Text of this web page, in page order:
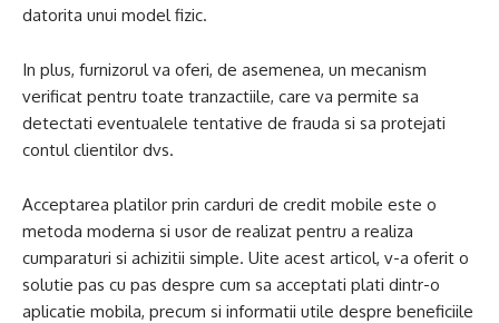
datorita unui model fizic.
In plus, furnizorul va oferi, de asemenea, un mecanism
verificat pentru toate tranzactiile, care va permite sa
detectati eventualele tentative de frauda si sa protejati
contul clientilor dvs.
Acceptarea platilor prin carduri de credit mobile este o
metoda moderna si usor de realizat pentru a realiza
cumparaturi si achizitii simple. Uite acest articol, v-a oferit o
solutie pas cu pas despre cum sa acceptati plati dintr-o
aplicatie mobila, precum si informatii utile despre beneficiile